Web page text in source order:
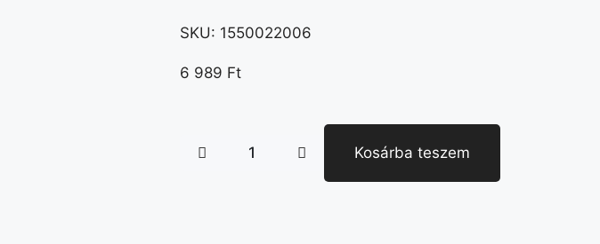
SKU: 1550022006
6 989 Ft
Kosárba teszem